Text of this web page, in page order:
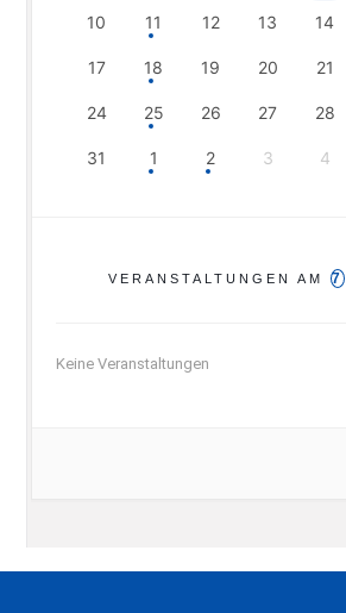
10 11 12 13 14
17 18 19 20 21
24 25 26 27 28
31 1 2 3 4
VERANSTALTUNGEN AM7
Keine Veranstaltungen